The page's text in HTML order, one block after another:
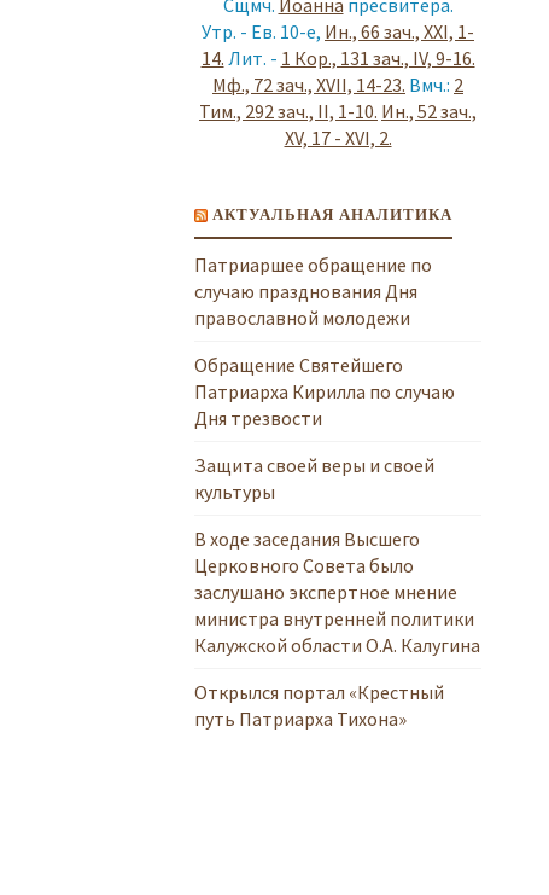
Утр. - Ев. 10-е, Ин., 66 зач., XXI, 1-
14. Лит. - 1 Кор., 131 зач., IV, 9-16.
Мф., 72 зач., XVII, 14-23. Вмч.: 2
Тим., 292 зач., II, 1-10. Ин., 52 зач.,
XV, 17 - XVI, 2.
АКТУАЛЬНАЯ АНАЛИТИКА
Патриаршее обращение по
случаю празднования Дня
православной молодежи
Обращение Святейшего
Патриарха Кирилла по случаю
Дня трезвости
Защита своей веры и своей
культуры
В ходе заседания Высшего
Церковного Совета было
заслушано экспертное мнение
министра внутренней политики
Калужской области О.А. Калугина
Открылся портал «Крестный
путь Патриарха Тихона»